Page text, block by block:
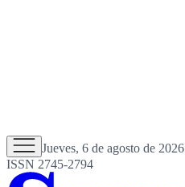
Jueves, 6 de agosto de 2026
ISSN 2745-2794